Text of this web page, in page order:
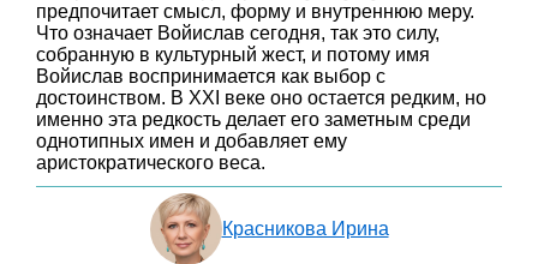
предпочитает смысл, форму и внутреннюю меру.
Что означает Войислав сегодня, так это силу,
собранную в культурный жест, и потому имя
Войислав воспринимается как выбор с
достоинством. В XXI веке оно остается редким, но
именно эта редкость делает его заметным среди
однотипных имен и добавляет ему
аристократического веса.
Красникова Ирина